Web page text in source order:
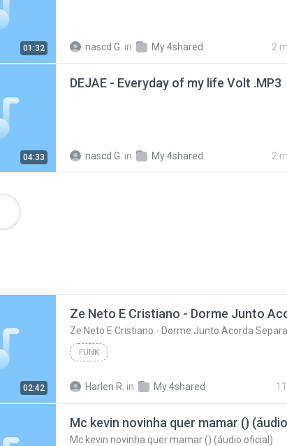
01:32 nascd G. in My 4shared 2
04:33
DEJAE - Everyday of my life Volt .MP3
nascd G. in My 4shared 2
02:42
FUNK
Harlen R. in My 4shared
Mc kevin novinha quer mamar () (áudio oficial)